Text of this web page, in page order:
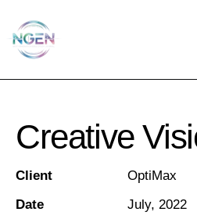
Creative
Client
OptiMax
Date
July, 2022